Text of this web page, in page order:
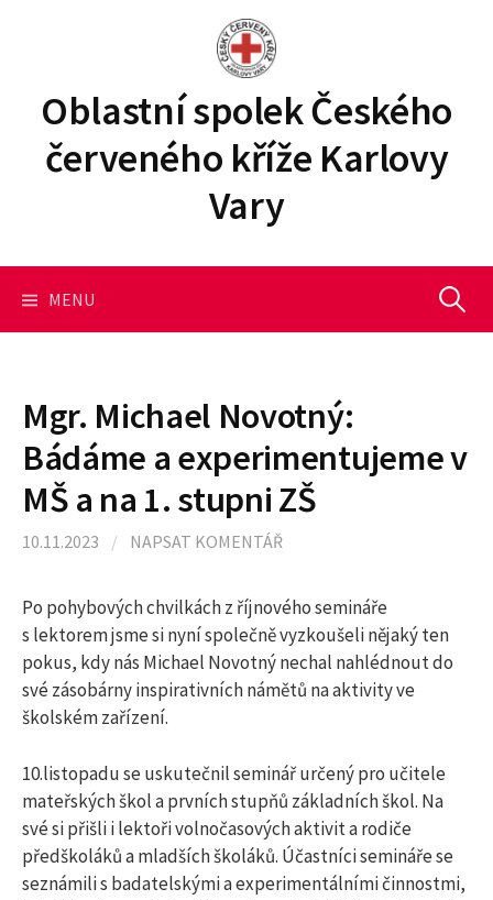
s
Oblastní spolek Českého
červeného kříže Karlovy
Vary
MENU V
d
v
n
Mgr. Michael Novotný:
Bádáme a experimentujeme v
MŠ a na 1. stupni ZŠ
10.11.2023 / NAPSAT KOMENTÁŘ
Po pohybových chvilkách z říjnového semináře
s lektorem jsme si nyní společně vyzkoušeli nějaký ten
pokus, kdy nás Michael Novotný nechal nahlédnout do
své zásobárny inspirativních námětů na aktivity ve
školském zařízení.
10.listopadu se uskutečnil seminář určený pro učitele
mateřských škol a prvních stupňů základních škol. Na
své si přišli i lektoři volnočasových aktivit a rodiče
předškoláků a mladších školáků. Účastníci semináře se
seznámili s badatelskými a experimentálními činnostmi,